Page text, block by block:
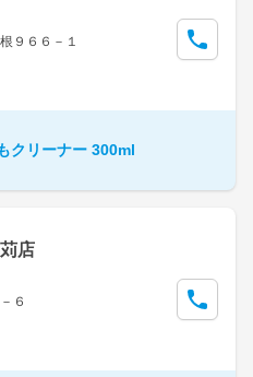
９６６－１
クリーナー 300ml
店
６